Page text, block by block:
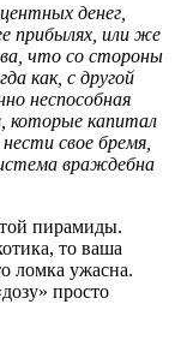
денег,
прибылях, или же
что со стороны
как, с другой
неспособная
которые капитал
свое бремя,
враждебна
пирамиды.
то ваша
ломка ужасна.
просто